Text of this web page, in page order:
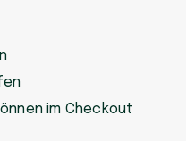
im Checkout